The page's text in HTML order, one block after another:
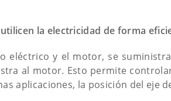
la electricidad de forma
eléctrico y el motor, se
al motor. Esto permite
aplicaciones, la posición del eje